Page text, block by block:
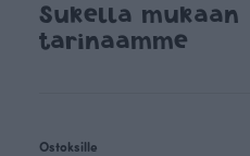
Sukella mukaan
tarinaamme
Ostoksille